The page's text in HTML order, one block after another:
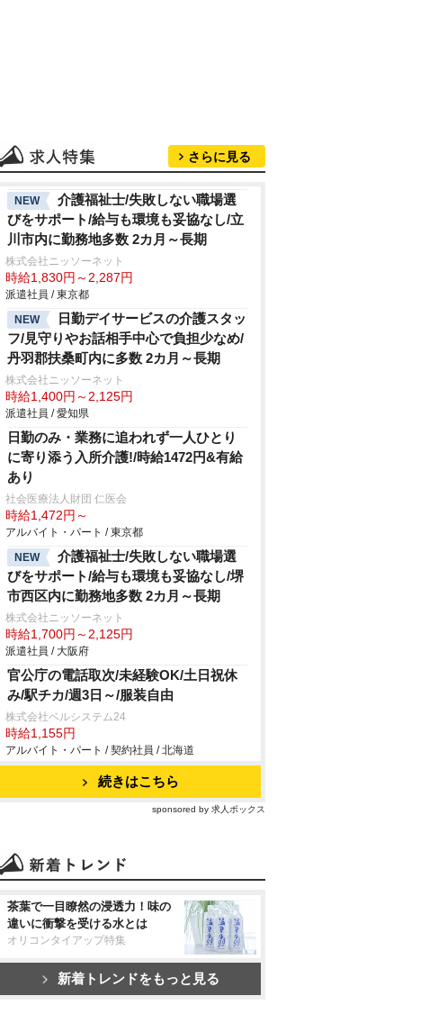
さらに見る
NEW
介護福祉士/失敗しない職場選
びをサポート/給与も環境も妥協なし/立
川市内に勤務地多数 2カ月～長期
株式会社ニッソーネット
時給1,830円～2,287円
派遣社員 / 東京都
NEW
日勤デイサービスの介護スタッ
フ/見守りやお話相手中心で負担少なめ/
丹羽郡扶桑町内に多数 2カ月～長期
株式会社ニッソーネット
時給1,400円～2,125円
派遣社員 / 愛知県
日勤のみ・業務に追われず一人ひとり
に寄り添う入所介護!/時給1472円&有給
あり
社会医療法人財団 仁医会
時給1,472円～
アルバイト・パート / 東京都
NEW
介護福祉士/失敗しない職場選
びをサポート/給与も環境も妥協なし/堺
市西区内に勤務地多数 2カ月～長期
株式会社ニッソーネット
時給1,700円～2,125円
派遣社員 / 大阪府
官公庁の電話取次/未経験OK/土日祝休
み/駅チカ/週3日～/服装自由
株式会社ベルシステム24
時給1,155円
アルバイト・パート / 契約社員 / 北海道
続きはこちら
sponsored by 求人ボックス
茶葉で一目瞭然の浸透力！味の
違いに衝撃を受ける水とは
オリコンタイアップ特集
新着トレンドをもっと見る